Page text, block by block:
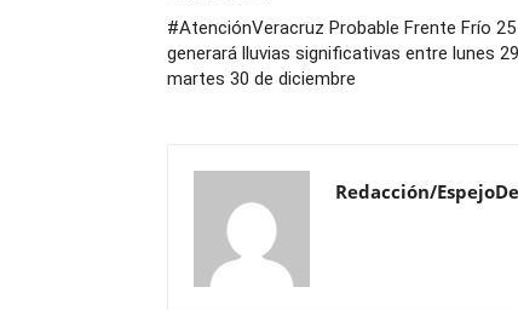
#AtenciónVeracruz Probable Frente Frío 25
generará lluvias significativas entre lunes
martes 30 de diciembre
Redacción/